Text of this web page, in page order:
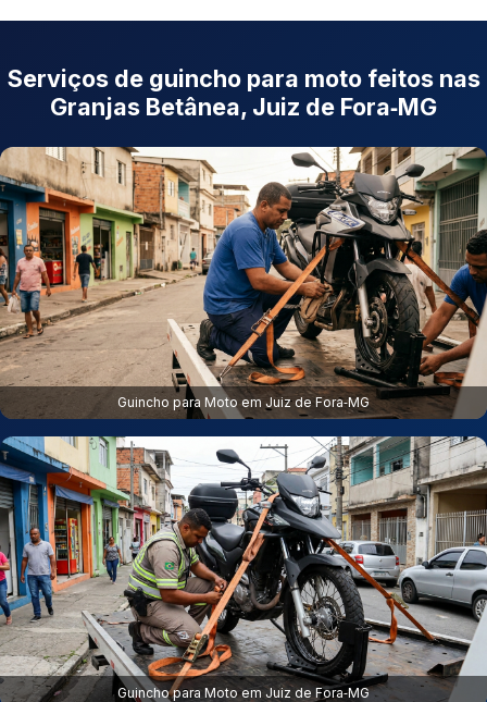
Serviços de guincho para moto feitos nas
Granjas Betânea, Juiz de Fora‑MG
Guincho para Moto em Juiz de Fora‑MG
Guincho para Moto em Juiz de Fora‑MG